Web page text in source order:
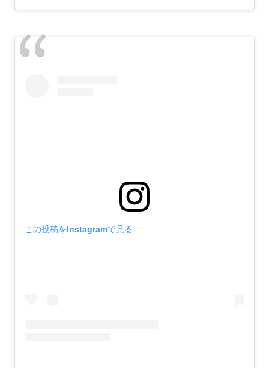
この投稿をInstagramで見る